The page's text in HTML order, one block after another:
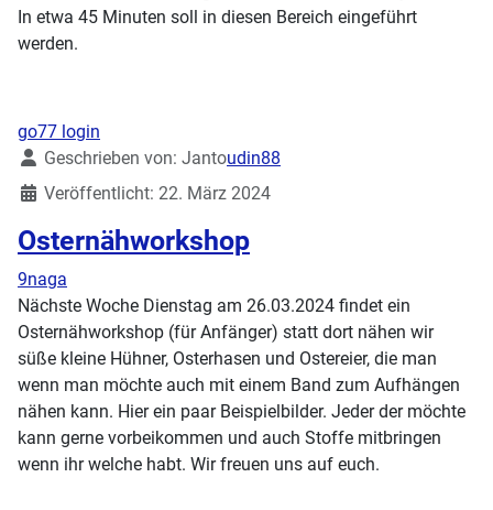
In etwa 45 Minuten soll in diesen Bereich eingeführt
werden.
go77 login
DetailsGeschrieben von: Jantoudin88
Veröffentlicht: 22. März 2024
Osternähworkshop
9naga
Nächste Woche Dienstag am 26.03.2024 findet ein
Osternähworkshop (für Anfänger) statt dort nähen wir
süße kleine Hühner, Osterhasen und Ostereier, die man
wenn man möchte auch mit einem Band zum Aufhängen
nähen kann. Hier ein paar Beispielbilder. Jeder der möchte
kann gerne vorbeikommen und auch Stoffe mitbringen
wenn ihr welche habt. Wir freuen uns auf euch.